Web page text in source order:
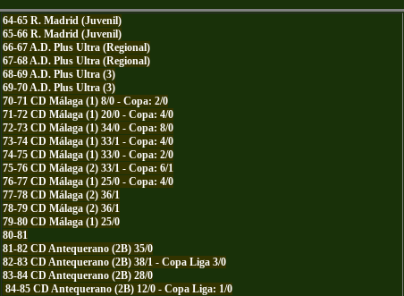
64-65 R. Madrid (Juvenil)
65-66 R. Madrid (Juvenil)
66-67 A.D. Plus Ultra (Regional)
67-68 A.D. Plus Ultra (Regional)
68-69 A.D. Plus Ultra (3)
69-70 A.D. Plus Ultra (3)
70-71 CD Málaga (1) 8/0 - Copa: 2/0
71-72 CD Málaga (1) 20/0 - Copa: 4/0
72-73 CD Málaga (1) 34/0 - Copa: 8/0
73-74 CD Málaga (1) 33/1 - Copa: 4/0
74-75 CD Málaga (1) 33/0 - Copa: 2/0
75-76 CD Málaga (2) 33/1 - Copa: 6/1
76-77 CD Málaga (1) 25/0 - Copa: 4/0
77-78 CD Málaga (2) 36/1
78-79 CD Málaga (2) 36/1
79-80 CD Málaga (1) 25/0
80-81
81-82 CD Antequerano (2B) 35/0
82-83 CD Antequerano (2B) 38/1 - Copa Liga 3/0
83-84 CD Antequerano (2B) 28/0
84-85 CD Antequerano (2B) 12/0 - Copa Liga: 1/0